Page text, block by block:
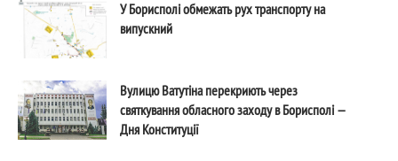
У Борисполі обмежать рух транспорту на
випускний
Вулицю Ватутіна перекриють через
святкування обласного заходу в Борисполі —
Дня Конституції